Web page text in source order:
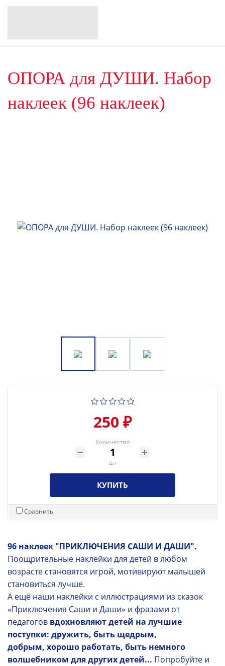
ОПОРА для ДУШИ. Набор
наклеек (96 наклеек)
250 ₽
Количество
шт
КУПИТЬ
Сравнить
96 наклеек "ПРИКЛЮЧЕНИЯ САШИ И ДАШИ".
Поощрительные наклейки для детей в любом
возрасте становятся игрой, мотивируют малышей
становиться лучше.
А ещё наши наклейки с иллюстрациями из сказок
«Приключения Саши и Даши» и фразами от
педагогов вдохновляют детей на лучшие
поступки: дружить, быть щедрым,
добрым, хорошо работать, быть немного
волшебником для других детей... Попробуйте и